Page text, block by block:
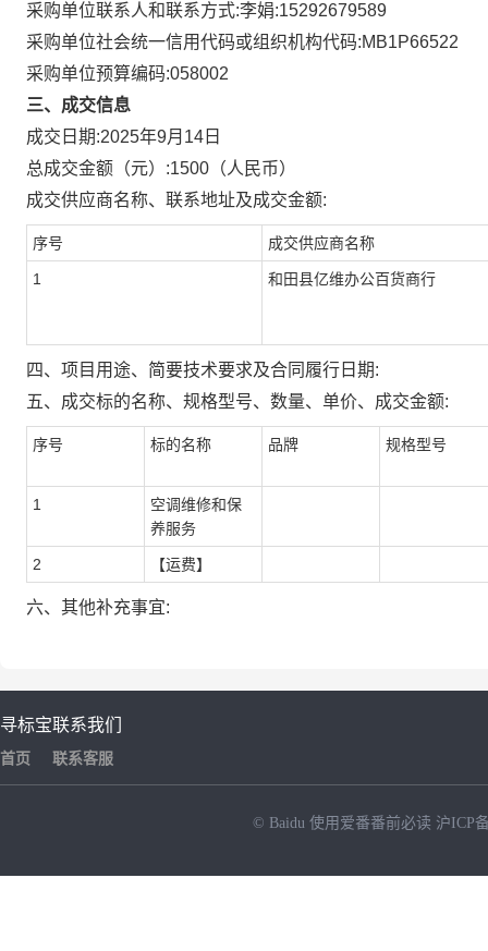
采购单位联系人和联系方式:李娟:15292679589
采购单位社会统一信用代码或组织机构代码:MB1P66522
采购单位预算编码:058002
三、成交信息
成交日期:2025年9月14日
总成交金额（元）:1500 （人民币）
成交供应商名称、联系地址及成交金额:
序号 成交供应商名称
1 和田县亿维办公百货商行
四、项目用途、简要技术要求及合同履行日期:
五、成交标的名称、规格型号、数量、单价、成交金额:
序号 标的名称 品牌 规格型号
1
空调维修和保
养服务
2 【运费】
六、其他补充事宜:
寻标宝
首页
联系我们
联系客服
© Baidu 使用爱番番前必读 沪ICP